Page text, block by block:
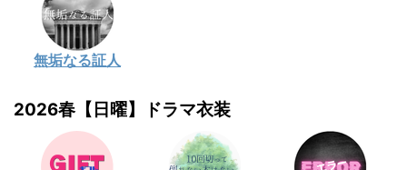
無垢なる証人
2026春【日曜】ドラマ衣装